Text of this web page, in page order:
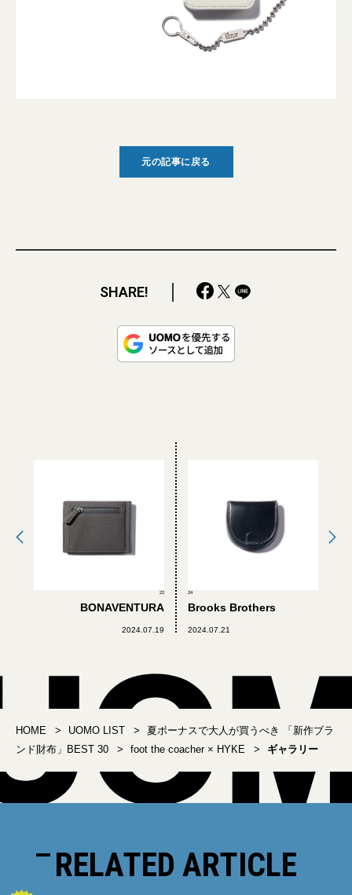
元の記事に戻る
SHARE!
22
BONAVENTURA
2024.07.19
24
Brooks Brothers
2024.07.21
HOME UOMO LIST
夏ボーナスで大人が買うべき 「新作ブラ
ンド財布」BEST 30
foot the coacher × HYKE ギャラリー
RELATED ARTICLE